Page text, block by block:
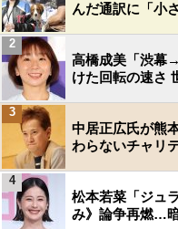
んだ通訳に「小
高橋成美「渋幕
けた回転の速さ
2
中居正広氏が熊
わらないチャリ
3
松本若菜「ジュ
み》論争再燃…
4